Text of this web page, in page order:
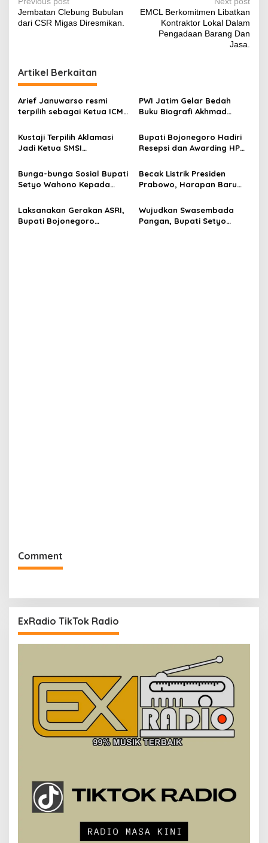
P
o
n
a
v
g
a
t
i
o
n
Jembatan Clebung Bubulan
dari CSR Migas Diresmikan.
EMCL Berkomitmen Libatkan
Kontraktor Lokal Dalam
Pengadaan Barang Dan
Jasa.
Artikel Berkaitan
Arief Januwarso resmi
terpilih sebagai Ketua ICMI
PWI Jatim Gelar Bedah
Buku Biografi Akhmad
​Kustaji Terpilih Aklamasi
Jadi Ketua SMSI
Legalitas dan UKW
Anggota
Bupati Bojonegoro Hadiri
Resepsi dan Awarding HPN
Tingkatkan Kompetensi
Wartawan
Bunga-bunga Sosial Bupati
Setyo Wahono Kepada
Penyandang Disabilitas di
Kasiman
Becak Listrik Presiden
Prabowo, Harapan Baru
Bojonegoro
Laksanakan Gerakan ASRI,
Bupati Bojonegoro
Wujudkan Swasembada
Pangan, Bupati Setyo
Comment
ExRadio TikTok Radio